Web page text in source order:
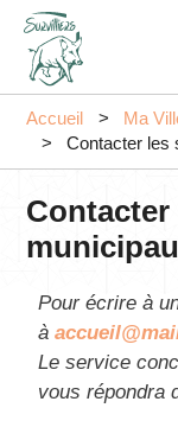
Accueil Ma
Contacter les
Contacter
Pour écrire à
à
Le service
vous répondra